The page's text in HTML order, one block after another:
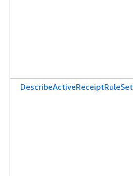
DescribeActiveReceiptRuleSet